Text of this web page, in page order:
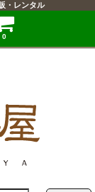
・レンタル
0